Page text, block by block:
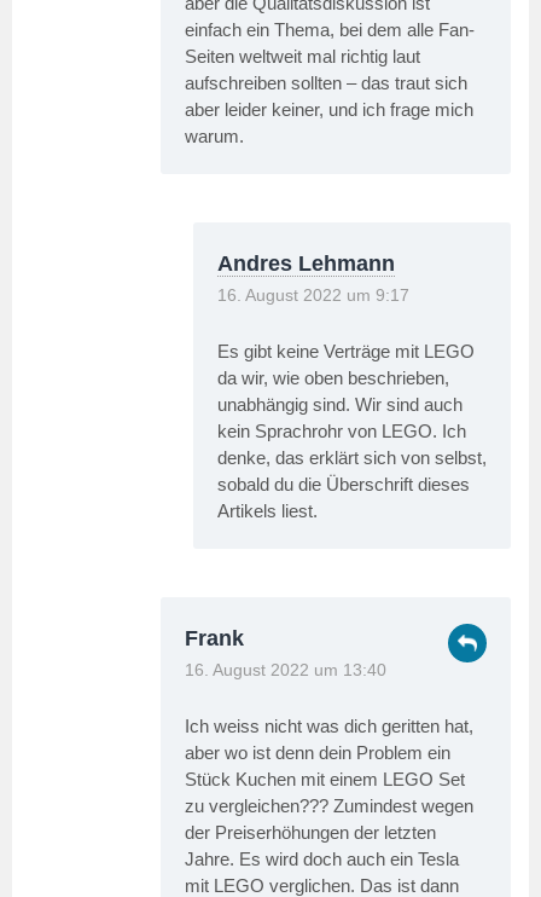
einfach ein Thema, bei dem alle Fan-
Seiten weltweit mal richtig laut
aufschreiben sollten – das traut sich
aber leider keiner, und ich frage mich
warum.
Andres Lehmann
16. August 2022 um 9:17
Es gibt keine Verträge mit LEGO
da wir, wie oben beschrieben,
unabhängig sind. Wir sind auch
kein Sprachrohr von LEGO. Ich
denke, das erklärt sich von selbst,
sobald du die Überschrift dieses
Artikels liest.
Frank
16. August 2022 um 13:40
Ich weiss nicht was dich geritten hat,
aber wo ist denn dein Problem ein
Stück Kuchen mit einem LEGO Set
zu vergleichen??? Zumindest wegen
der Preiserhöhungen der letzten
Jahre. Es wird doch auch ein Tesla
mit LEGO verglichen. Das ist dann